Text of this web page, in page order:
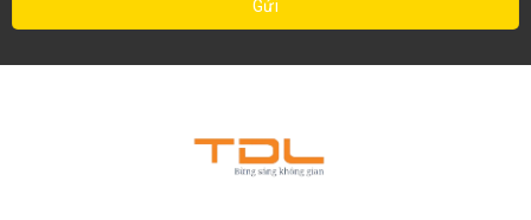
giúp tiết kiệm đáng kể chi phí điện năng và bảo trì trong suốt vòng đời
Ứng Dụng Đa Dạng Của Đèn Đường Led Cao Áp 150w